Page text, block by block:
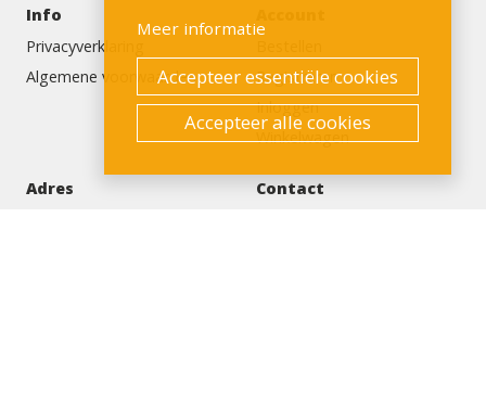
Info
Privacyverklaring
Algemene voorwaarden
Registreren
Inloggen
Winkelwagen
Adres
Contact
Meer informatie
Accepteer essentiële cookies
Accepteer alle cookies